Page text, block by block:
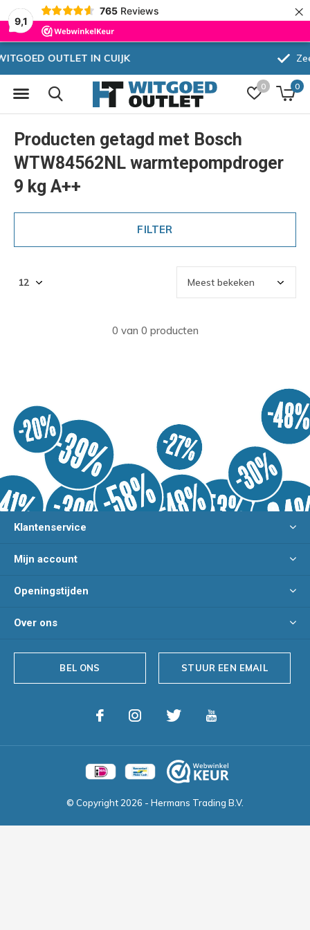
9,1
765 Reviews ×
0 0
Producten getagd met Bosch
WTW84562NL warmtepompdroger
9 kg A++
FILTER
0 van 0 producten
Klantenservice
Mijn account
Openingstijden
Over ons
BEL ONS STUUR EEN EMAIL
© Copyright 2026 - Hermans Trading B.V.